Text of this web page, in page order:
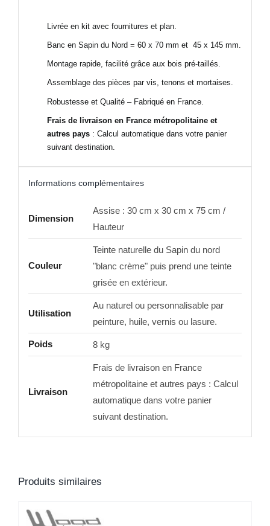
Livrée en kit avec fournitures et plan.
Banc en Sapin du Nord = 60 x 70 mm et 45 x 145 mm.
Montage rapide, facilité grâce aux bois pré-taillés.
Assemblage des pièces par vis, tenons et mortaises.
Robustesse et Qualité – Fabriqué en France.
Frais de livraison en France métropolitaine et
autres pays: Calcul automatique dans votre panier
suivant destination.
Informations complémentaires
Dimension
Assise : 30 cm x 30 cm x 75 cm /
Hauteur
Couleur
Teinte naturelle du Sapin du nord
"blanc crème" puis prend une teinte
grisée en extérieur.
Utilisation
Au naturel ou personnalisable par
peinture, huile, vernis ou lasure.
Poids 8 kg
Livraison
Frais de livraison en France
métropolitaine et autres pays : Calcul
automatique dans votre panier
suivant destination.
Produits similaires